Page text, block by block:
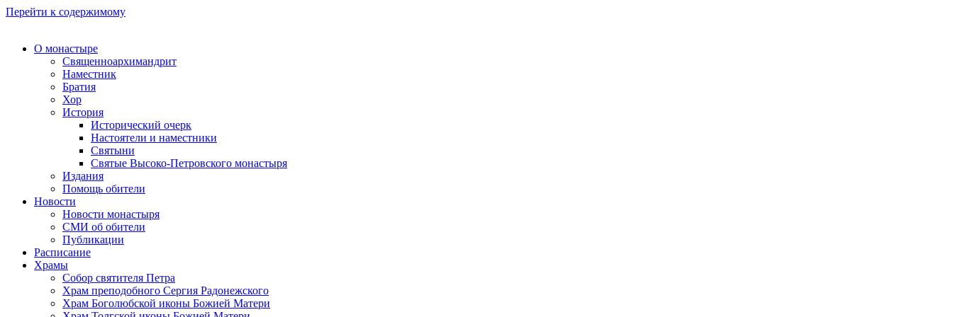
Перейти к содержимому
О монастыре
Священноархимандрит
Наместник
Братия
Хор
История
Исторический очерк
Настоятели и наместники
Святыни
Святые Высоко-Петровского монастыря
Издания
Помощь обители
Новости
Новости монастыря
СМИ об обители
Публикации
Расписание
Храмы
Собор святителя Петра
Храм преподобного Сергия Радонежского
Храм Боголюбской иконы Божией Матери